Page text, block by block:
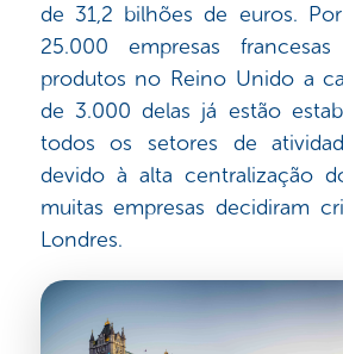
de 31,2 bilhões de euros.
25.000 empresas
produtos no Reino Unido a
de 3.000 delas já estão
todos os setores de
devido à alta centralização
muitas empresas decidiram
Londres.